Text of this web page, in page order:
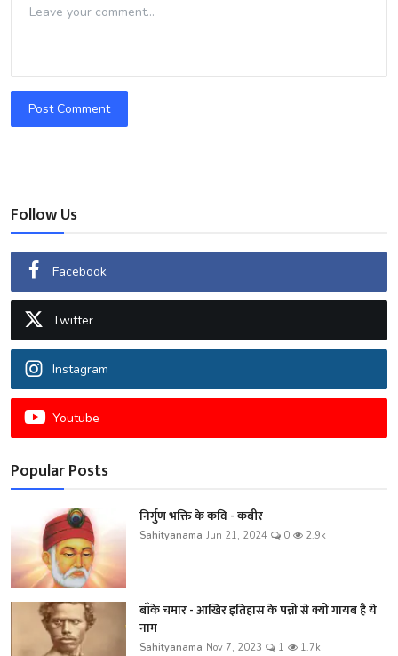
Post Comment
Follow Us
Facebook
Twitter
Instagram
Youtube
Popular Posts
निर्गुण भक्ति के कवि - कबीर
Sahityanama Jun 21, 2024 0 2.9k
बाँके चमार - आखिर इतिहास के पन्नों से क्यों गायब है ये
नाम
Sahityanama Nov 7, 2023 1 1.7k